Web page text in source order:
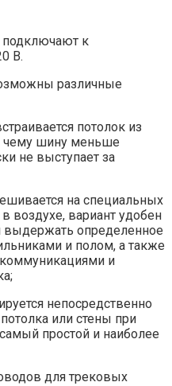
к
В.
различные
потолок из
чему шину меньше
не выступает за
на специальных
воздухе, вариант удобен
выдержать определенное
и полом, а также
и
непосредственно
или стены при
простой и наиболее